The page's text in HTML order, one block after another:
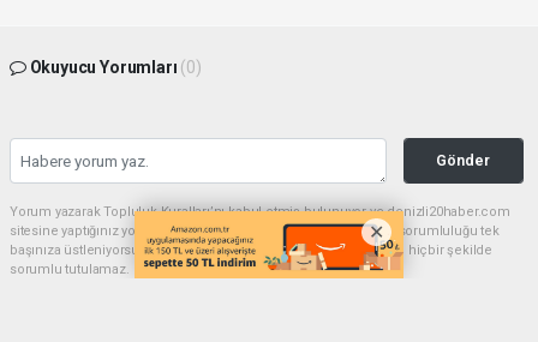
Okuyucu Yorumları (0)
Gönder
Yorum yazarak Topluluk Kuralları’nı kabul etmiş bulunuyor ve denizli20haber.com
sitesine yaptığınız yorumunuzla ilgili doğrudan veya dolaylı tüm sorumluluğu tek
başınıza üstleniyorsunuz. Yazılan tüm yorumlardan site yönetimi hiçbir şekilde
sorumlu tutulamaz.